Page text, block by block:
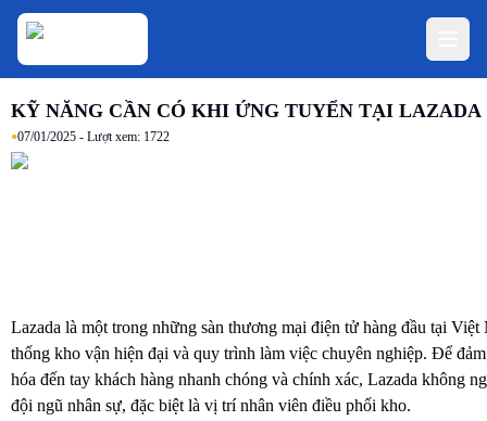
KỸ NĂNG CẦN CÓ KHI ỨNG TUYỂN TẠI LAZADA
•07/01/2025 - Lượt xem: 1722
Lazada là một trong những sàn thương mại điện tử hàng đầu tại Việt
thống kho vận hiện đại và quy trình làm việc chuyên nghiệp. Để
hóa đến tay khách hàng nhanh chóng và chính xác, Lazada không
đội ngũ nhân sự, đặc biệt là vị trí nhân viên điều phối kho.